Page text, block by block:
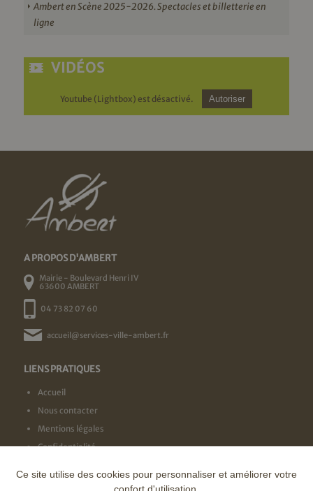
Ambert en Scène 2025-2026. Spectacles et billetterie en
ligne
VIDÉOS
Youtube (Lightbox) est désactivé. Autoriser
A PROPOS D'AMBERT
Mairie - Boulevard Henri IV
63600 AMBERT
04 73 82 07 60
accueil@services-ville-ambert.fr
LIENS PRATIQUES
Accueil
Nous contacter
Mentions légales
Confidentialité
NOS LABELS
Ce site utilise des cookies pour personnaliser et améliorer votre